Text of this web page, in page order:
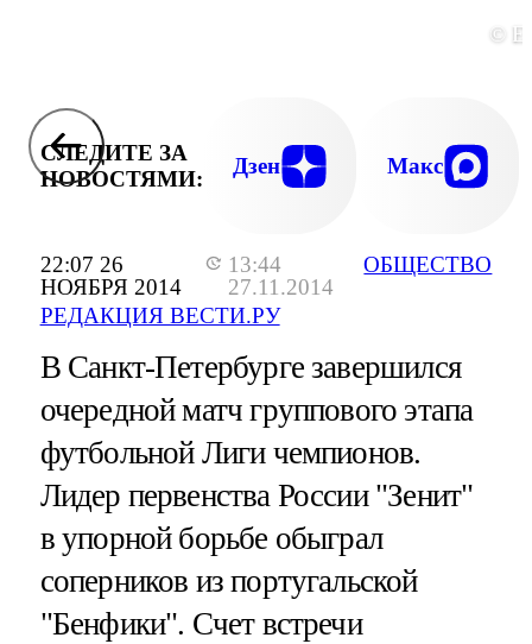
22:07 26
НОЯБРЯ 2014
13:44
27.11.2014
РЕДАКЦИЯ ВЕСТИ.РУ
ОБЩЕСТВО
©
СЛЕДИТЕ ЗА
НОВОСТЯМИ:
Дзен Макс
В Санкт-Петербурге завершился
очередной матч группового этапа
футбольной Лиги чемпионов.
Лидер первенства России "Зенит"
в упорной борьбе обыграл
соперников из португальской
"Бенфики". Счет встречи